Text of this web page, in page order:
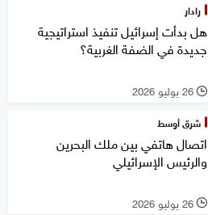
رادار
هل بدأت إسرائيل تنفيذ استراتيجية
جديدة في الضفة الغربية؟
l 26 يوليو 2026
شرق أوسط
اتصال هاتفي بين ملك البحرين
والرئيس الإسرائيلي
l 26 يوليو 2026